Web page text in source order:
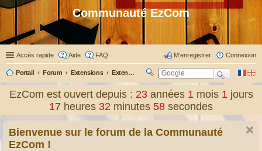
Communauté EzCom
Accès rapide Aide FAQ Connexion
M’enregistrer
Portail Forum Extensions Extensions présentées & traduites
ch
er
EzCom est ouvert depuis : 23 années1 mois1 jours
17 heures 32 minutes 58 secondes
Bienvenue sur le forum de la Communauté
EzCom !